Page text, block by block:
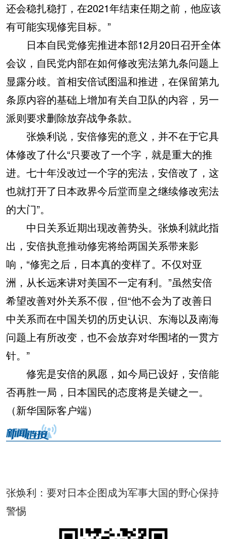
还会稳扎稳打，在2021年结束任期之前，他应该
有可能实现修宪目标。”
日本自民党修宪推进本部12月20日召开全体
会议，自民党内部在如何修改宪法第九条问题上
显露分歧。首相安倍试图温和推进，在保留第九
条原内容的基础上增加有关自卫队的内容，另一
派则要求删除放弃战争条款。
张焕利说，安倍修宪的意义，并不在于它具
体修改了什么“只要改了一个字，就是重大的推
进。七十年没改过一个字的宪法，安倍改了，这
也就打开了日本政界今后堂而皇之继续修改宪法
的大门”。
中日关系近期出现改善势头。张焕利就此指
出，安倍执意推动修宪将给两国关系带来影
响，“修宪之后，日本真的变样了。不仅对亚
洲，从长远来讲对美国不一定有利。”虽然安倍
希望改善对外关系不假，但“他不会为了改善日
中关系而在中国关切的历史认识、东海以及南海
问题上有所改变，也不会放弃对华围堵的一贯方
针。”
修宪是安倍的夙愿，如今局已设好，安倍能
否再胜一局，日本国民的态度将是关键之一。
（新华国际客户端）
张焕利：要对日本企图成为军事大国的野心保持
警惕